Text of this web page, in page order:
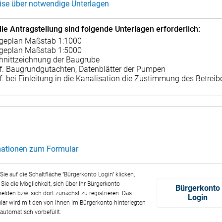
über notwendige Unterlagen
Antragstellung sind folgende Unterlagen erforderlich:
Maßstab 1:1000
Maßstab 1:5000
der Baugrube
Baugrundgutachten, Datenblätter der Pumpen
bei Einleitung in die Kanalisation die Zustimmung des
zum Formular
auf die Schaltfläche "Bürgerkonto Login" klicken,
die Möglichkeit, sich über Ihr Bürgerkonto
bzw. sich dort zunächst zu registrieren. Das
wird mit den von Ihnen im Bürgerkonto hinterlegten
vorbefüllt.
Bürgerkonto
Login